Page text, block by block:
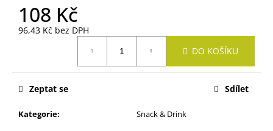
108 Kč
96,43 Kč bez DPH
DO KOŠÍKU
Kategorie: Snack & Drink
Zeptat se Sdílet
e
VELTLÍNSKÉ
RŮŽENY